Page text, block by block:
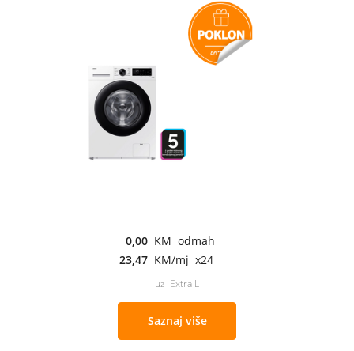
0,00 KM odmah
23,47 KM/mj x24
uz Extra L
Saznaj više